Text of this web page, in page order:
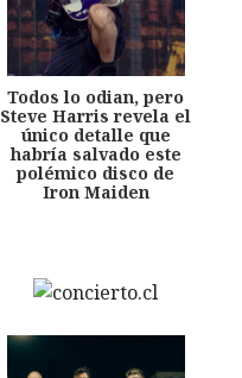
Todos lo odian, pero
Steve Harris revela el
único detalle que
habría salvado este
polémico disco de
Iron Maiden